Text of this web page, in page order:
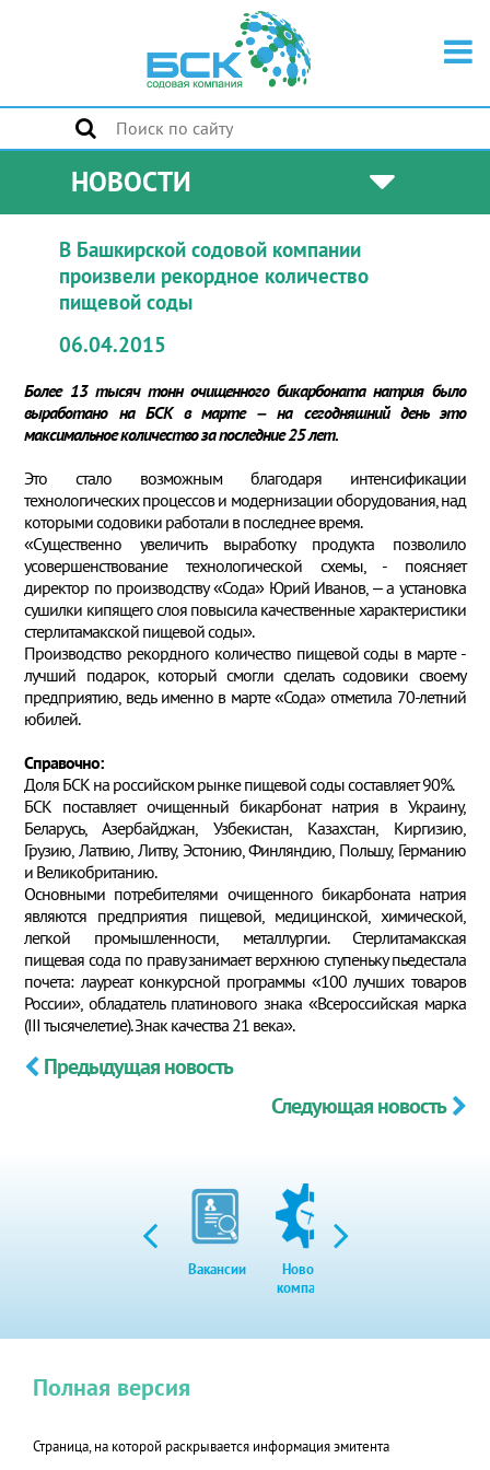
НОВОСТИ
В Башкирской содовой компании
произвели рекордное количество
пищевой соды
06.04.2015
Более 13 тысяч тонн очищенного бикарбоната натрия было
выработано на БСК в марте – на сегодняшний день это
максимальное количество за последние 25 лет.
Это стало возможным благодаря интенсификации
технологических процессов и модернизации оборудования, над
которыми содовики работали в последнее время.
«Существенно увеличить выработку продукта позволило
усовершенствование технологической схемы, - поясняет
директор по производству «Сода» Юрий Иванов, – а установка
сушилки кипящего слоя повысила качественные характеристики
стерлитамакской пищевой соды».
Производство рекордного количество пищевой соды в марте -
лучший подарок, который смогли сделать содовики своему
предприятию, ведь именно в марте «Сода» отметила 70-летний
юбилей.
Справочно:
Доля БСК на российском рынке пищевой соды составляет 90%.
БСК поставляет очищенный бикарбонат натрия в Украину,
Беларусь, Азербайджан, Узбекистан, Казахстан, Киргизию,
Грузию, Латвию, Литву, Эстонию, Финляндию, Польшу, Германию
и Великобританию.
Основными потребителями очищенного бикарбоната натрия
являются предприятия пищевой, медицинской, химической,
легкой промышленности, металлургии. Стерлитамакская
пищевая сода по праву занимает верхнюю ступеньку пьедестала
почета: лауреат конкурсной программы «100 лучших товаров
России», обладатель платинового знака «Всероссийская марка
(III тысячелетие). Знак качества 21 века».
Предыдущая новость
Следующая новость
Вакансии
Новости
компании
Страница, на которой раскрывается информация эмитента
Полная версия